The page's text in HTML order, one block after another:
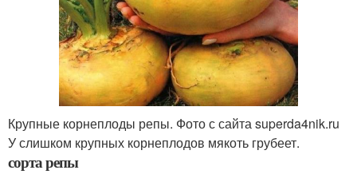
Крупные корнеплоды репы. Фото с сайта superda4nik.ru
У слишком крупных корнеплодов мякоть грубеет.
сорта репы